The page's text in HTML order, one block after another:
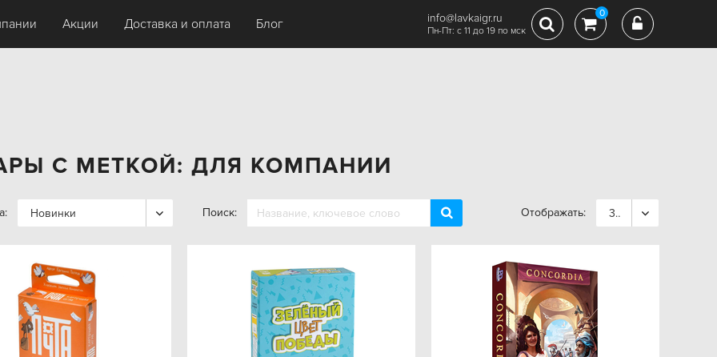
Акции Доставка и оплата Блог info@lavkaigr.ru
Пн-Пт: с 11 до 19 по мск
0
С МЕТКОЙ: ДЛЯ КОМПАНИИ
Новинки Поиск: Отображать: 36